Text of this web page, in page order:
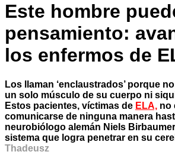
Este hombre
pensamiento:
los enfermos de
Los llaman ‘enclaustrados’ porque
un solo músculo de su cuerpo ni
Estos pacientes, víctimas de ELA, no
comunicarse de ninguna manera
neurobiólogo alemán Niels
sistema que logra penetrar en su
Thadeusz